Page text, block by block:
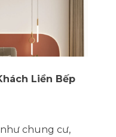
Liền Bếp
như chung cư,